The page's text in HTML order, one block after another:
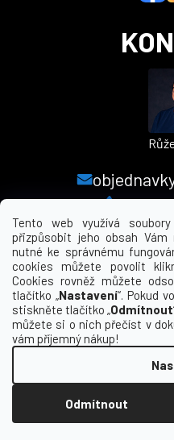
Tento web využívá
přizpůsobit jeho obsah
nutné ke správnému
cookies můžete povolit
Cookies rovněž můžete
tlačítko „Nastavení“. Pokud
stiskněte tlačítko „Odmítnout
můžete si o nich přečíst v
vám příjemný nákup!
Odmítnout
+420
MENU
INFORMACE PRO VÁS
KDE NÁS NAJDETE
Copyright 2026
vyhrazena.